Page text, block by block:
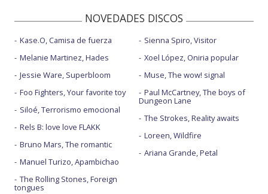
NOVEDADES DISCOS
Kase.O, Camisa de fuerza
Melanie Martinez, Hades
Jessie Ware, Superbloom
Foo Fighters, Your favorite toy
Siloé, Terrorismo emocional
Rels B: love love FLAKK
Bruno Mars, The romantic
Manuel Turizo, Apambichao
The Rolling Stones, Foreign
tongues
Sienna Spiro, Visitor
Xoel López, Oniria popular
Muse, The wow! signal
Paul McCartney, The boys of
Dungeon Lane
The Strokes, Reality awaits
Loreen, Wildfire
Ariana Grande, Petal